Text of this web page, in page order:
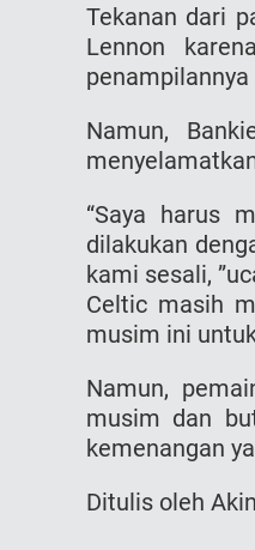
Tekanan dari
Lennon
Namun,
“Saya harus
dilakukan
kami sesali,
Celtic masih
musim ini
Namun,
musim dan
kemenangan
Ditulis oleh